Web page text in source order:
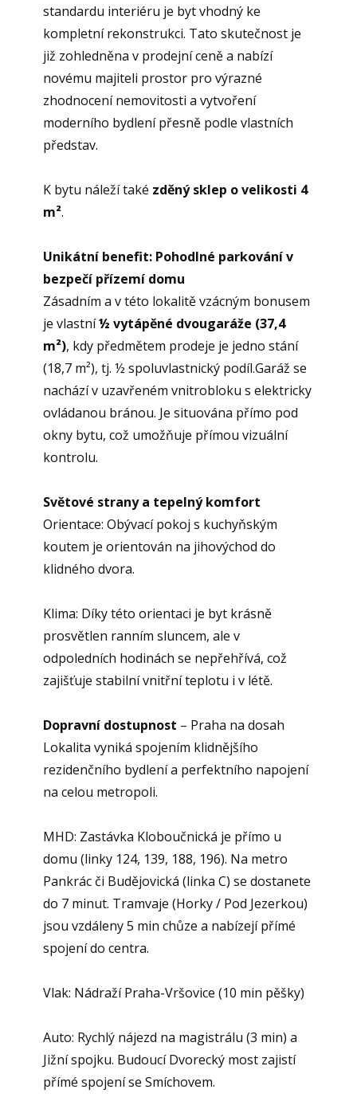
standardu interiéru je byt vhodný ke
kompletní rekonstrukci. Tato skutečnost je
již zohledněna v prodejní ceně a nabízí
novému majiteli prostor pro výrazné
zhodnocení nemovitosti a vytvoření
moderního bydlení přesně podle vlastních
představ.
K bytu náleží také zděný sklep o velikosti 4
m².
Unikátní benefit: Pohodlné parkování v
bezpečí přízemí domu
Zásadním a v této lokalitě vzácným bonusem
je vlastní½ vytápěné dvougaráže (37,4
m²), kdy předmětem prodeje je jedno stání
(18,7 m²), tj. ½ spoluvlastnický podíl.Garáž se
nachází v uzavřeném vnitrobloku s elektricky
ovládanou bránou. Je situována přímo pod
okny bytu, což umožňuje přímou vizuální
kontrolu.
Světové strany a tepelný komfort
Orientace: Obývací pokoj s kuchyňským
koutem je orientován na jihovýchod do
klidného dvora.
Klima: Díky této orientaci je byt krásně
prosvětlen ranním sluncem, ale v
odpoledních hodinách se nepřehřívá, což
zajišťuje stabilní vnitřní teplotu i v létě.
Dopravní dostupnost – Praha na dosah
Lokalita vyniká spojením klidnějšího
rezidenčního bydlení a perfektního napojení
na celou metropoli.
MHD: Zastávka Kloboučnická je přímo u
domu (linky 124, 139, 188, 196). Na metro
Pankrác či Budějovická (linka C) se dostanete
do 7 minut. Tramvaje (Horky / Pod Jezerkou)
jsou vzdáleny 5 min chůze a nabízejí přímé
spojení do centra.
Vlak: Nádraží Praha-Vršovice (10 min pěšky)
Auto: Rychlý nájezd na magistrálu (3 min) a
Jižní spojku. Budoucí Dvorecký most zajistí
přímé spojení se Smíchovem.